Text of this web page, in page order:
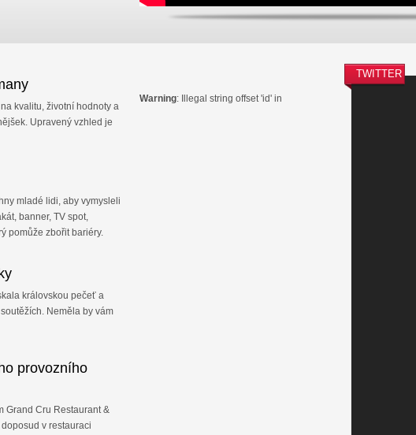
kvalitu, životní hodnoty a
Upravený vzhled je
mladé lidi, aby vymysleli
banner, TV spot,
pomůže zbořit bariéry.
královskou pečeť a
Neměla by vám
provozního
Grand Cru Restaurant &
v restauraci
TWITTER
Warning: Illegal string offset 'id' in